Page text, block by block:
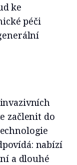
ke
péči
začlenit do
nabízí
a dlouhé